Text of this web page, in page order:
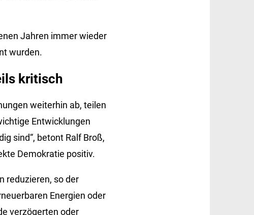
Jahren immer wieder
wurden.
kritisch
weiterhin ab, teilen
Entwicklungen
sind“, betont Ralf Broß,
Demokratie positiv.
reduzieren, so der
Energien oder
verzögerten oder